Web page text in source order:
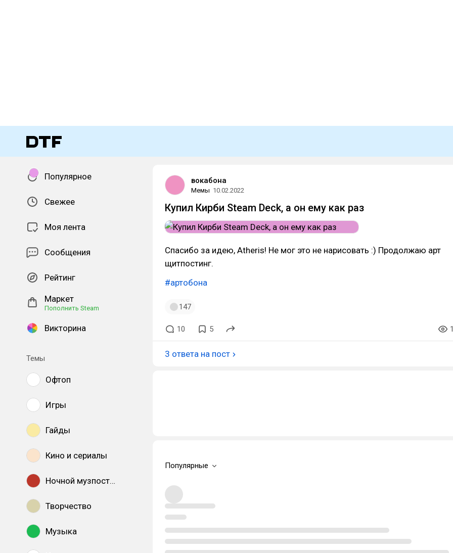
Популярное
Свежее
Моя лента
Сообщения
Рейтинг
Маркет
Пополнить Steam
Викторина
Темы
Офтоп
Игры
Гайды
Кино и сериалы
Ночной музпостинг
Творчество
Музыка
вокабона
Мемы 10.02.2022
Купил Кирби Steam Deck, а он ему как раз
Спасибо за идею, Atheris! Не мог это не нарисовать :) Продолжаю арт
щитпостинг.
#артобона
147
10 5
3 ответа на пост
Популярные